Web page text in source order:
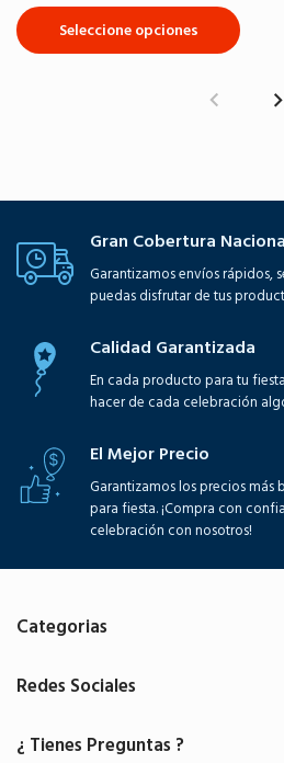
Seleccione opciones
Gran Cobertura
Garantizamos envíos rápidos,
puedas disfrutar de tus
Calidad Garantizada
En cada producto para tu
hacer de cada celebración
El Mejor Precio
Garantizamos los precios
para fiesta. ¡Compra con
celebración con nosotros!
Categorias
Redes Sociales
¿ Tienes Preguntas ?